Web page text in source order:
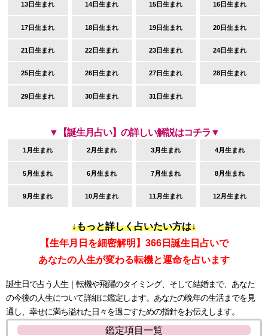
13日生まれ 14日生まれ 15日生まれ 16日生まれ
17日生まれ 18日生まれ 19日生まれ 20日生まれ
21日生まれ 22日生まれ 23日生まれ 24日生まれ
25日生まれ 26日生まれ 27日生まれ 28日生まれ
29日生まれ 30日生まれ 31日生まれ
▼【誕生月占い】の詳しい解説はコチラ▼
1月生まれ 2月生まれ 3月生まれ 4月生まれ
5月生まれ 6月生まれ 7月生まれ 8月生まれ
9月生まれ 10月生まれ 11月生まれ 12月生まれ
↓もっと詳しく占いたい方は↓
【生年月日を細密解明】366日誕生日占いで
あなたの人生が変わる転機と運命を占います
誕生日で占う人生｜転機や飛躍のタイミング、そして結婚まで、あなた
の今後の人生について詳細に鑑定します。あなたの晩年の生活までを見
通し、幸せに満ち溢れた日々を過ごすための指針をお伝えします。
鑑定項目一覧